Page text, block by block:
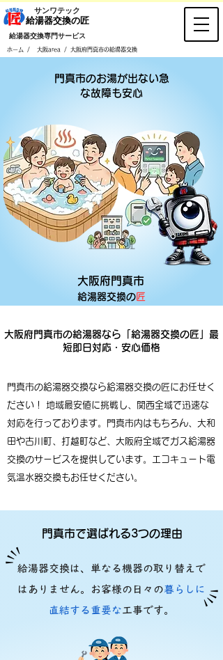
ホーム / 大阪area / 大阪府門真市の給湯器交換
​サンワテック
​給湯器交換の匠
​給湯器交換専門サービス
門真市のお湯が出ない急
な故障も安心
大阪府門真市
給湯器​交換の 匠
大阪府門真市の給湯器なら「給湯器交換の匠」最
短即日対応・安心価格
門真市の給湯器交換なら給湯器交換の匠にお任せく
ださい！ 地域最安値に挑戦し、関西全域で迅速な
対応を行っております。門真市内はもちろん、大和
田や古川町、打越町など、大阪府全域でガス給湯器
交換のサービスを提供しています。エコキュート電
気温水器交換もお任せください。
門真市で選ばれる3つの理由
給湯器交換は、単なる機器の取り替えで
はありません。お客様の日々の暮らしに
直結する重要な工事です。